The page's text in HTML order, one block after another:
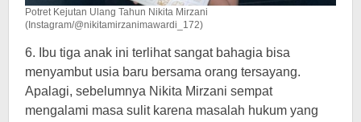
Potret Kejutan Ulang Tahun Nikita Mirzani
(Instagram/@nikitamirzanimawardi_172)
6. Ibu tiga anak ini terlihat sangat bahagia bisa
menyambut usia baru bersama orang tersayang.
Apalagi, sebelumnya Nikita Mirzani sempat
mengalami masa sulit karena masalah hukum yang